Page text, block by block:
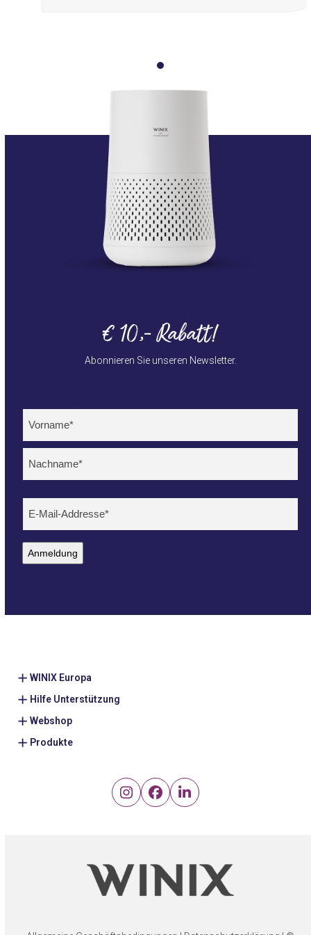
€ 10,- Rabatt!
Abonnieren Sie unseren Newsletter.
Name
(erforderlich)
E-
mailadres
(erforderlich)
WINIX Europa
Hilfe Unterstützung
Webshop
Produkte
Instagram
FacebookLinkedIn